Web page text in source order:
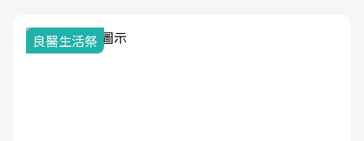
良醫生活祭